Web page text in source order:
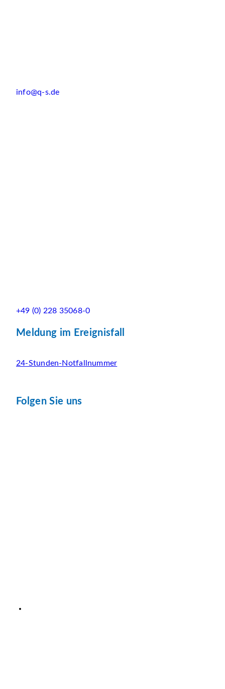
info@q-s.de
+49 (0) 228 35068-0
Meldung im Ereignisfall
24-Stunden-Notfallnummer
Folgen Sie uns